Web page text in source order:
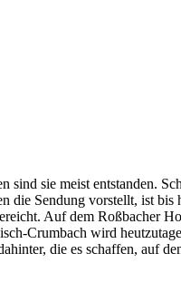
sie meist entstanden.
die Sendung vorstellt, ist
Auf dem Roßbacher
Crumbach wird
die es schaffen, auf